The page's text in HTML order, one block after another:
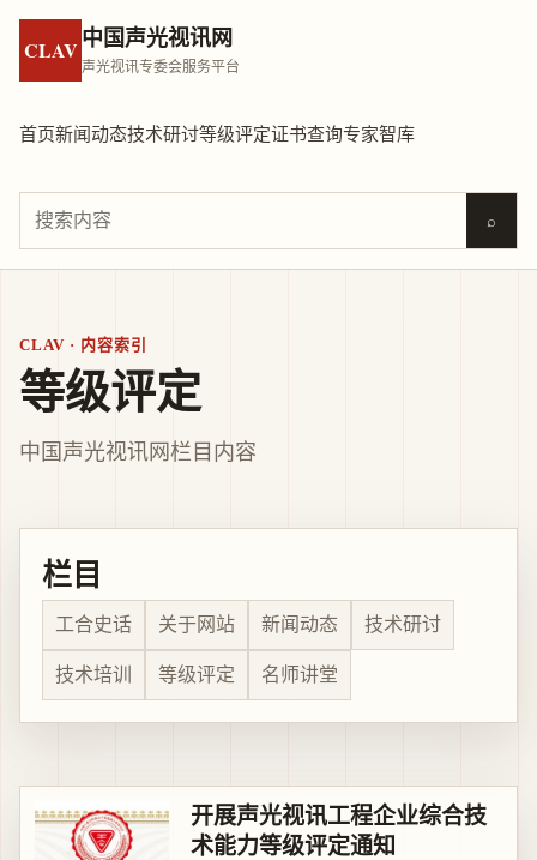
CLAV 中国声光视讯网
声光视讯专委会服务平台
首页新闻动态技术研讨等级评定证书查询专家智库
⌕
CLAV · 内容索引
等级评定
中国声光视讯网栏目内容
开展声光视讯工程企业综合技
术能力等级评定通知
栏目
工合史话 关于网站 新闻动态 技术研讨
技术培训 等级评定 名师讲堂